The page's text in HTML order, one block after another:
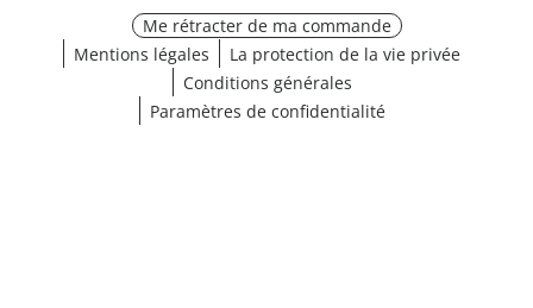
Me rétracter de ma commande
Mentions légales
La protection de la vie privée
Conditions générales
Paramètres de confidentialité